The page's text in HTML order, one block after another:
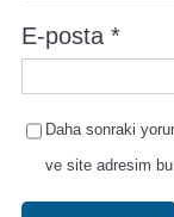
E-posta *
Daha sonraki
ve site adresim